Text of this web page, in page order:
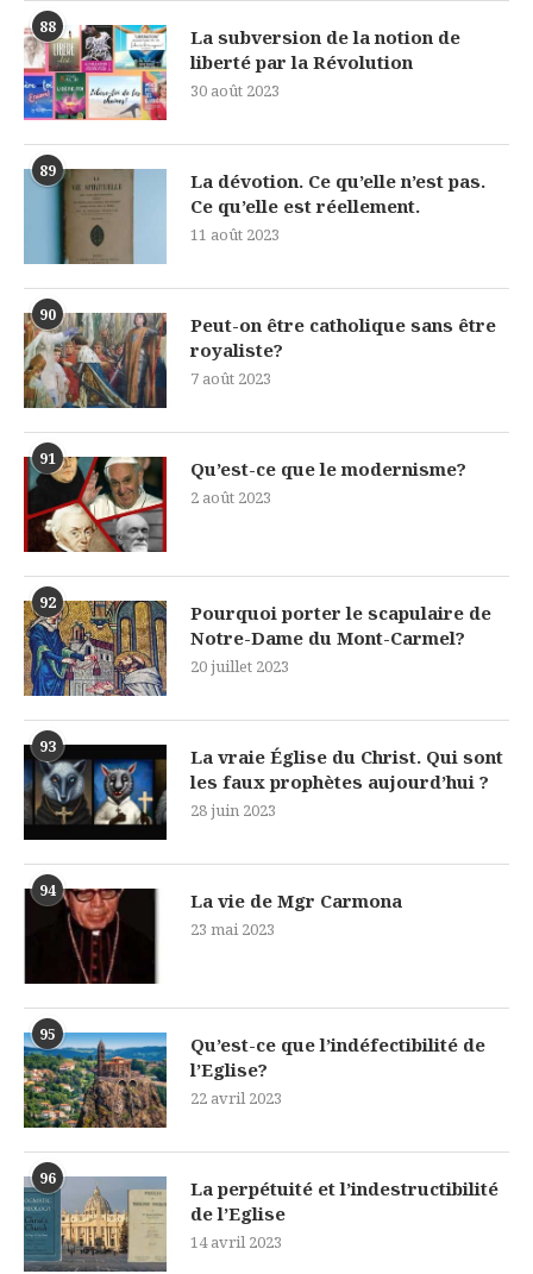
88
La subversion de la notion de
liberté par la Révolution
30 août 2023
89
La dévotion. Ce qu’elle n’est pas.
Ce qu’elle est réellement.
11 août 2023
90
Peut-on être catholique sans être
royaliste?
7 août 2023
91 Qu’est-ce que le modernisme?
2 août 2023
92
Pourquoi porter le scapulaire de
Notre-Dame du Mont-Carmel?
20 juillet 2023
93
La vraie Église du Christ. Qui sont
les faux prophètes aujourd’hui ?
28 juin 2023
94 La vie de Mgr Carmona
23 mai 2023
95
Qu’est-ce que l’indéfectibilité de
l’Eglise?
22 avril 2023
96
La perpétuité et l’indestructibilité
de l’Eglise
14 avril 2023